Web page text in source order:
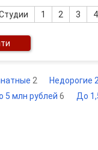
1 2 3
2 Недорогие
5 млн рублей 6 До